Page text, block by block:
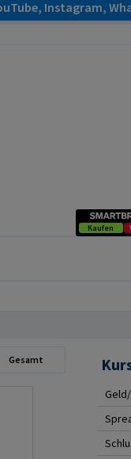
Instagram,
Kaufen
Gesamt